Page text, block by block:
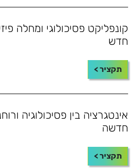
קונפליקט פסיכולוגי ומחלה
חדש
תקציר >
אינטגרציה בין פסיכולוגיה
חדשה
תקציר >